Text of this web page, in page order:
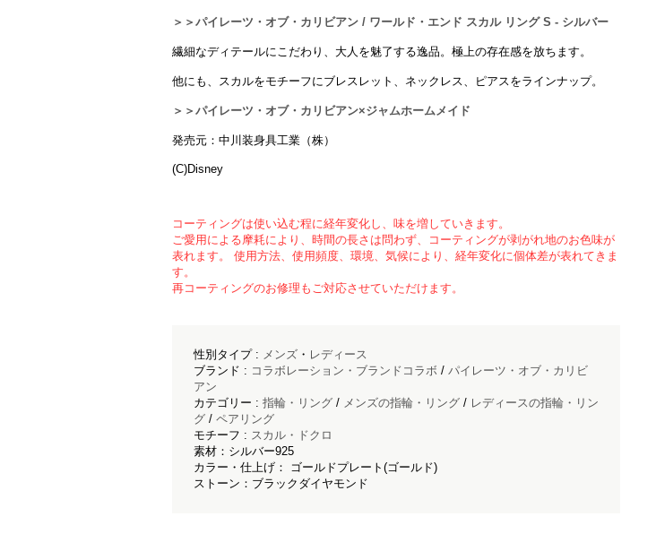
＞＞パイレーツ・オブ・カリビアン / ワールド・エンド スカル リング S - シルバー
繊細なディテールにこだわり、大人を魅了する逸品。極上の存在感を放ちます。
他にも、スカルをモチーフにブレスレット、ネックレス、ピアスをラインナップ。
＞＞パイレーツ・オブ・カリビアン×ジャムホームメイド
発売元：中川装身具工業（株）
(C)Disney
コーティングは使い込む程に経年変化し、味を増していきます。
ご愛用による摩耗により、時間の長さは問わず、コーティングが剥がれ地のお色味が
表れます。 使用方法、使用頻度、環境、気候により、経年変化に個体差が表れてきま
す。
再コーティングのお修理もご対応させていただけます。
性別タイプ : メンズ ・ レディース
ブランド : コラボレーション・ブランドコラボ / パイレーツ・オブ・カリビ
アン
カテゴリー : 指輪・リング / メンズの指輪・リング / レディースの指輪・リン
グ / ペアリング
モチーフ : スカル・ドクロ
素材：シルバー925
カラー・仕上げ： ゴールドプレート(ゴールド)
ストーン：ブラックダイヤモンド